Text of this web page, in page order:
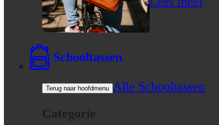
Schooltassen
Terug naar hoofdmenu Alle Schooltassen
Categorie